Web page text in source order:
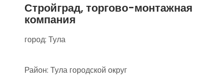
Стройград, торгово-монтажная
компания
город: Тула
Район: Тула городской округ